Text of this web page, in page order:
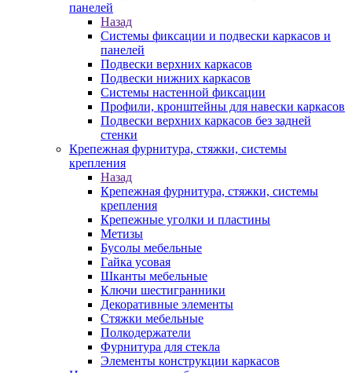
панелей
Назад
Системы фиксации и подвески каркасов и
панелей
Подвески верхних каркасов
Подвески нижних каркасов
Системы настенной фиксации
Профили, кронштейны для навески каркасов
Подвески верхних каркасов без задней
стенки
Крепежная фурнитура, стяжки, системы
крепления
Назад
Крепежная фурнитура, стяжки, системы
крепления
Крепежные уголки и пластины
Метизы
Бусолы мебельные
Гайка усовая
Шканты мебельные
Ключи шестигранники
Декоративные элементы
Стяжки мебельные
Полкодержатели
Фурнитура для стекла
Элементы конструкции каркасов